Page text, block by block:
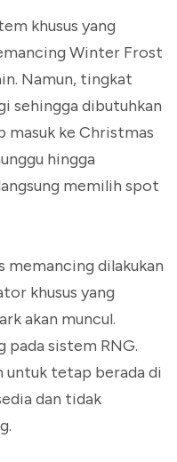
khusus yang
Winter Frost
Namun, tingkat
sehingga dibutuhkan
masuk ke Christmas
hingga
memilih spot
memancing dilakukan
khusus yang
akan muncul.
pada sistem RNG.
untuk tetap berada di
dan tidak